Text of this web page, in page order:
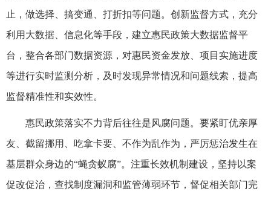
止，做选择、搞变通、打折扣等问题。创新监督方式，充分
利用大数据、信息化等手段，建立惠民政策大数据监督平
台，整合各部门数据资源，对惠民资金发放、项目实施进度
等进行实时监测分析，及时发现异常情况和问题线索，提高
监督精准性和实效性。
惠民政策落实不力背后往往是风腐问题。要紧盯优亲厚
友、截留挪用、吃拿卡要、不作为乱作为，严厉惩治发生在
基层群众身边的“蝇贪蚁腐”。注重长效机制建设，坚持以案
促改促治，查找制度漏洞和监管薄弱环节，督促相关部门完